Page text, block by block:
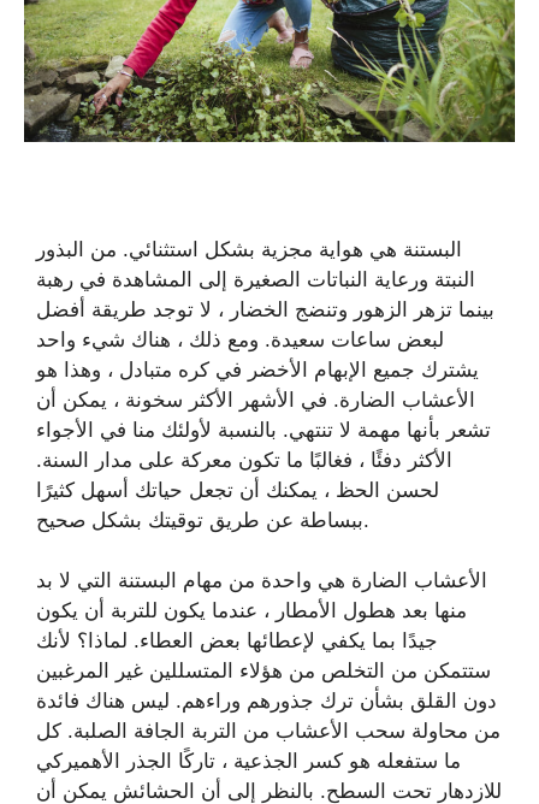
البستنة هي هواية مجزية بشكل استثنائي. من البذور
النبتة ورعاية النباتات الصغيرة إلى المشاهدة في رهبة
بينما تزهر الزهور وتنضج الخضار ، لا توجد طريقة أفضل
لبعض ساعات سعيدة. ومع ذلك ، هناك شيء واحد
يشترك جميع الإبهام الأخضر في كره متبادل ، وهذا هو
الأعشاب الضارة. في الأشهر الأكثر سخونة ، يمكن أن
تشعر بأنها مهمة لا تنتهي. بالنسبة لأولئك منا في الأجواء
الأكثر دفئًا ، فغالبًا ما تكون معركة على مدار السنة.
لحسن الحظ ، يمكنك أن تجعل حياتك أسهل كثيرًا
ببساطة عن طريق توقيتك بشكل صحيح.
الأعشاب الضارة هي واحدة من مهام البستنة التي لا بد
منها بعد هطول الأمطار ، عندما يكون للتربة أن يكون
جيدًا بما يكفي لإعطائها بعض العطاء. لماذا؟ لأنك
ستتمكن من التخلص من هؤلاء المتسللين غير المرغبين
دون القلق بشأن ترك جذورهم وراءهم. ليس هناك فائدة
من محاولة سحب الأعشاب من التربة الجافة الصلبة. كل
ما ستفعله هو كسر الجذعية ، تاركًا الجذر الأهميركي
للازدهار تحت السطح. بالنظر إلى أن الحشائش يمكن أن